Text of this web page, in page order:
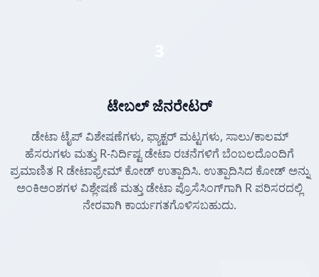
ಟೇಬಲ್ ಜೆನರೇಟರ್
ಡೇಟಾ ಟೈಪ್ ವಿಶೇಷಣೆಗಳು, ಫ್ಯಾಕ್ಟರ್ ಮಟ್ಟಗಳು, ಸಾಲು/ಕಾಲಮ್
ಹೆಸರುಗಳು ಮತ್ತು R-ನಿರ್ದಿಷ್ಟ ಡೇಟಾ ರಚನೆಗಳಿಗೆ ಬೆಂಬಲದೊಂದಿಗೆ
ಪ್ರಮಾಣಿತ R ಡೇಟಾಫ್ರೇಮ್ ಕೋಡ್ ಉತ್ಪಾದಿಸಿ. ಉತ್ಪಾದಿಸಿದ ಕೋಡ್ ಅನ್ನು
ಅಂಕಿಅಂಶಗಳ ವಿಶ್ಲೇಷಣೆ ಮತ್ತು ಡೇಟಾ ಪ್ರೊಸೆಸಿಂಗ್‌ಗಾಗಿ R ಪರಿಸರದಲ್ಲಿ
ನೇರವಾಗಿ ಕಾರ್ಯಗತಗೊಳಿಸಬಹುದು.